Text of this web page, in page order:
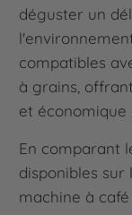
déguster un
compatibles
à grains,
et économique
En comparant
disponibles
machine à